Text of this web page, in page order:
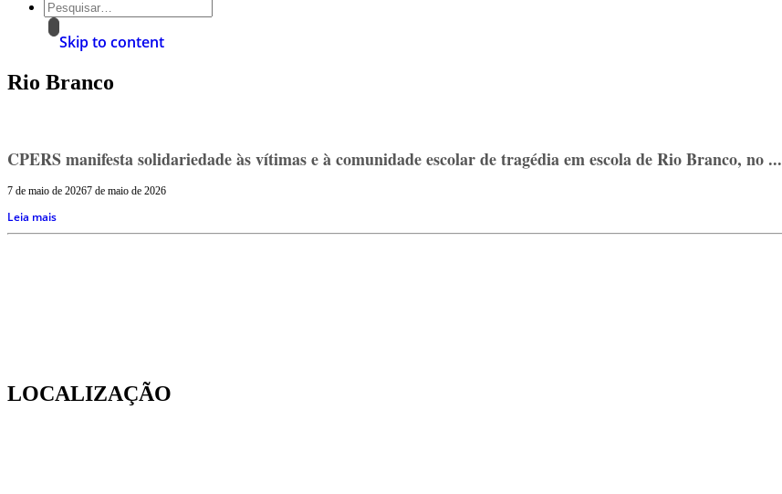
Skip to content
Rio Branco
CPERS manifesta solidariedade às vítimas e à comunidade escolar de tragédia em escola de Rio Branco, no ...
7 de maio de 20267 de maio de 2026
Leia mais
LOCALIZAÇÃO